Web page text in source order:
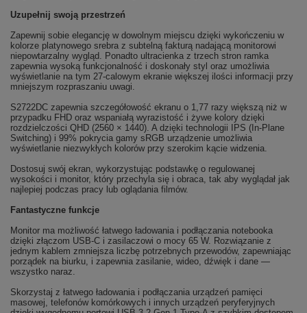
Uzupełnij swoją przestrzeń
Zapewnij sobie elegancję w dowolnym miejscu dzięki wykończeniu w
kolorze platynowego srebra z subtelną fakturą nadającą monitorowi
niepowtarzalny wygląd. Ponadto ultracienka z trzech stron ramka
zapewnia wysoką funkcjonalność i doskonały styl oraz umożliwia
wyświetlanie na tym 27-calowym ekranie większej ilości informacji przy
mniejszym rozpraszaniu uwagi.
S2722DC zapewnia szczegółowość ekranu o 1,77 razy większą niż w
przypadku FHD oraz wspaniałą wyrazistość i żywe kolory dzięki
rozdzielczości QHD (2560 × 1440). A dzięki technologii IPS (In-Plane
Switching) i 99% pokrycia gamy sRGB urządzenie umożliwia
wyświetlanie niezwykłych kolorów przy szerokim kącie widzenia.
Dostosuj swój ekran, wykorzystując podstawkę o regulowanej
wysokości i monitor, który przechyla się i obraca, tak aby wyglądał jak
najlepiej podczas pracy lub oglądania filmów.
Fantastyczne funkcje
Monitor ma możliwość łatwego ładowania i podłączania notebooka
dzięki złączom USB-C i zasilaczowi o mocy 65 W. Rozwiązanie z
jednym kablem zmniejsza liczbę potrzebnych przewodów, zapewniając
porządek na biurku, i zapewnia zasilanie, wideo, dźwięk i dane —
wszystko naraz.
Skorzystaj z łatwego ładowania i podłączania urządzeń pamięci
masowej, telefonów komórkowych i innych urządzeń peryferyjnych